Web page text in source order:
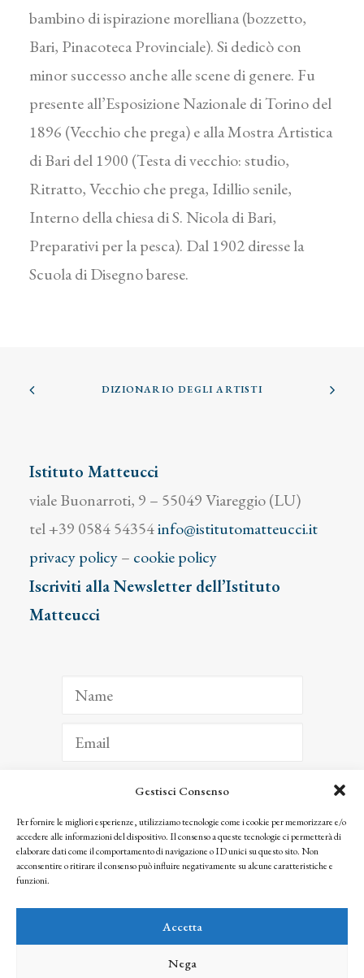
Gestisci Consenso
Per fornire le migliori esperienze, utilizziamo tecnologie come i cookie per memorizzare e/o
accedere alle informazioni del dispositivo. Il consenso a queste tecnologie ci permetterà di
elaborare dati come il comportamento di navigazione o ID unici su questo sito. Non
acconsentire o ritirare il consenso può influire negativamente su alcune caratteristiche e
funzioni.
Accetta
Nega
bambino di ispirazione morelliana (bozzetto,
Bari, Pinacoteca Provinciale). Si dedicò con
minor successo anche alle scene di genere. Fu
presente all’Esposizione Nazionale di Torino del
1896 (Vecchio che prega) e alla Mostra Artistica
di Bari del 1900 (Testa di vecchio: studio,
Ritratto, Vecchio che prega, Idillio senile,
Interno della chiesa di S. Nicola di Bari,
Preparativi per la pesca). Dal 1902 diresse la
Scuola di Disegno barese.
DIZIONARIO DEGLI ARTISTI
Istituto Matteucci
viale Buonarroti, 9 – 55049 Viareggio (LU)
tel +39 0584 54354info@istitutomatteucci.it
privacy policy– cookie policy
Iscriviti alla Newsletter dell’Istituto
Matteucci
ISCRIVITI
Facendo clic per iscriverti, riconosci che le tue informazioni saranno trattate
seguendo la nostra Privacy Policy
© 2025 Istituto Matteucci. All right reserved
l’autorizzazione scritta dei proprietari dei diritti e dell’Istituto Matteucci